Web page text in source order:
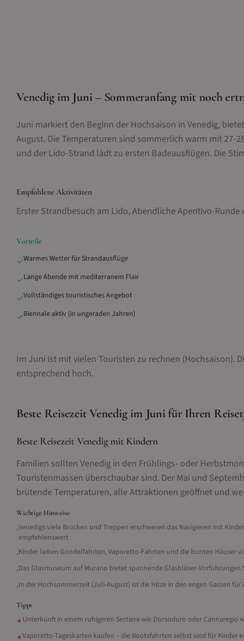
Venedig im Juni – Sommeranfang mit noch
Juni markiert den Beginn der Hochsaison in Venedig,
August. Die Temperaturen sind sommerlich warm mit 27-
und der Lido-Strand lädt zu ersten Badeausflügen. Die
Empfohlene Aktivitäten
Erster Strandbesuch am Lido, Abendliche Aperitivo-
Vorteile
✓Warmes Wetter für Strandausflüge
✓Lange Abende mit mediterranem Flair
✓Vollständiges touristisches Angebot
✓Biennale aktiv (in ungeraden Jahren)
Im Juni ist mit vielen Touristen zu rechnen (Hochsaison).
entsprechend hoch.
Beste ReisezeitVenedigim Junifür Ihren
Beste Reisezeit Venedig mit Kindern
Familien sollten Venedig in den Frühlings- oder
Touristenmassen überschaubar sind. Der Mai und
brütende Temperaturen, alle Attraktionen geöffnet und
Wichtige Hinweise
•Venedigs viele Brücken und Treppen erschweren das Navigieren mit
empfehlenswert
•Kinder lieben Gondelfahrten, Vaporetto-Fahrten und die bunten Häuser
•Das Glasmuseum auf Murano bietet spannende Glasbläser-
•In der Hochsommerzeit (Juli-August) ist die Hitze in den engen Gassen
Tipps
✦Unterkunft in einem ruhigeren Sestiere wie Dorsoduro oder
✦Vaporetto-Tageskarten kaufen – die Bootsfahrten selbst sind für Kinder